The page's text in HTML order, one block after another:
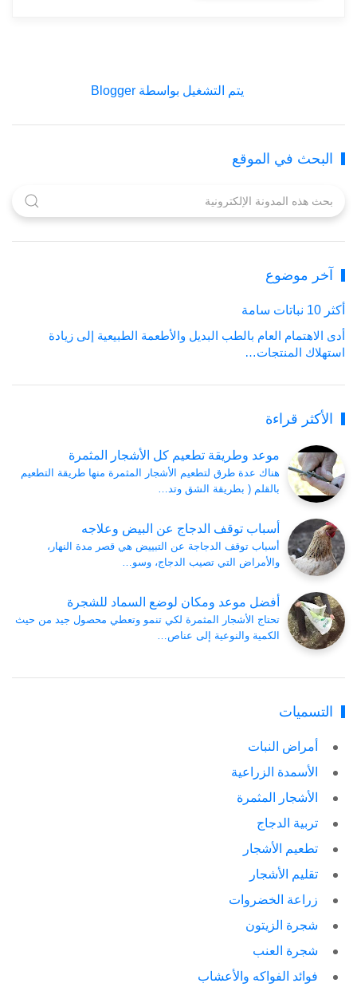
‏يتم التشغيل بواسطة Blogger
البحث في الموقع
آخر موضوع
أكثر 10 نباتات سامة
أدى الاهتمام العام بالطب البديل والأطعمة الطبيعية إلى زيادة
استهلاك المنتجات…
الأكثر قراءة
موعد وطريقة تطعيم كل الأشجار المثمرة
هناك عدة طرق لتطعيم الأشجار المثمرة منها طريقة التطعيم
بالقلم ( بطريقة الشق وتد…
أسباب توقف الدجاج عن البيض وعلاجه
أسباب توقف الدجاجة عن التبييض هي قصر مدة النهار،
والأمراض التي تصيب الدجاج، وسو…
أفضل موعد ومكان لوضع السماد للشجرة
تحتاج الأشجار المثمرة لكي تنمو وتعطي محصول جيد من حيث
الكمية والنوعية إلى عناص…
التسميات
أمراض النبات
الأسمدة الزراعية
الأشجار المثمرة
تربية الدجاج
تطعيم الأشجار
تقليم الأشجار
زراعة الخضروات
شجرة الزيتون
شجرة العنب
فوائد الفواكه والأعشاب